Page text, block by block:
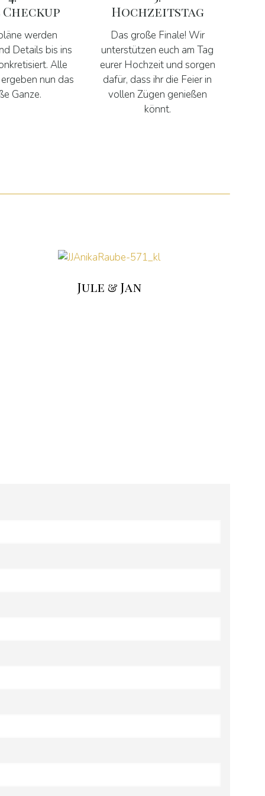
werden
Details bis ins
Alle
nun das
Ganze.
Hochzeitstag
Das große Finale! Wir
unterstützen euch am Tag
eurer Hochzeit und sorgen
dafür, dass ihr die Feier in
vollen Zügen genießen
könnt.
Jule & Jan